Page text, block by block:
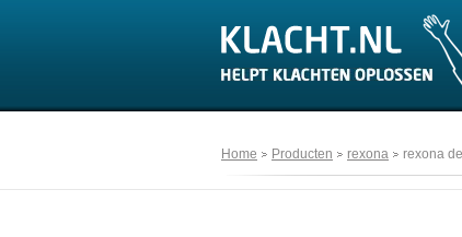
Home Producten rexona rexona